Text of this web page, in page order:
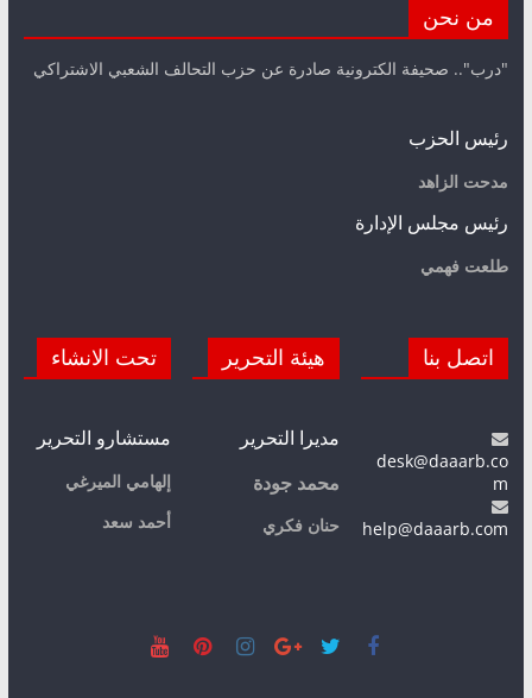
من نحن
"درب".. صحيفة الكترونية صادرة عن حزب التحالف الشعبي الاشتراكي
رئيس الحزب
مدحت الزاهد
رئيس مجلس الإدارة
طلعت فهمي
اتصل بنا
desk@daaarb.co
m
help@daaarb.com
هيئة التحرير
مديرا التحرير
محمد جودة
حنان فكري
تحت الانشاء
مستشارو التحرير
إلهامي الميرغي
أحمد سعد